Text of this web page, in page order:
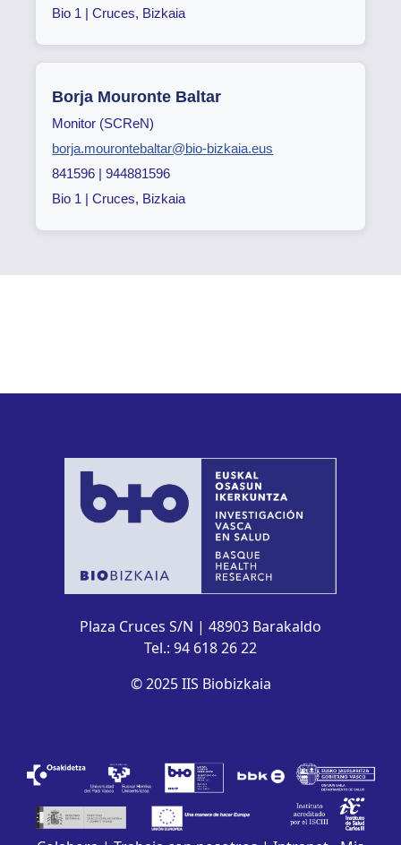
Bio 1 | Cruces, Bizkaia
Borja Mouronte Baltar
Monitor (SCReN)
borja.mourontebaltar@bio-bizkaia.eus
841596 | 944881596
Bio 1 | Cruces, Bizkaia
Plaza Cruces S/N | 48903 Barakaldo
Tel.: 94 618 26 22
© 2025 IIS Biobizkaia